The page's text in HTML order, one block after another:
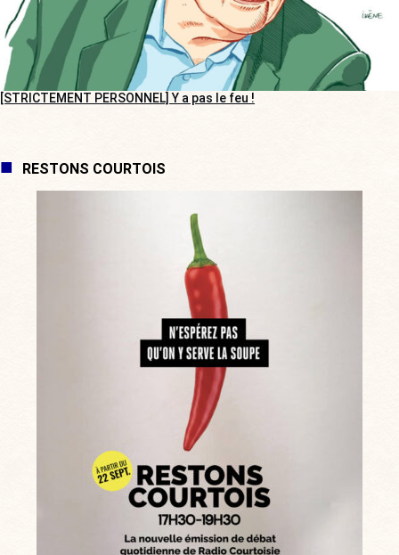
[STRICTEMENT PERSONNEL] Y a pas le feu !
RESTONS COURTOIS